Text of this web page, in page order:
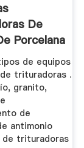
De
Porcelana
de equipos
trituradoras .
granito,
de
antimonio
trituradoras